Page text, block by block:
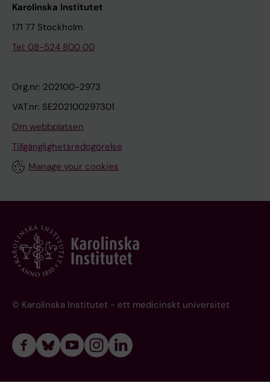
Karolinska Institutet
171 77 Stockholm
Tel: 08-524 800 00
Org.nr: 202100-2973
VAT.nr: SE202100297301
Om webbplatsen
Tillgänglighetsredogörelse
Manage your cookies
© Karolinska Institutet - ett medicinskt universitet